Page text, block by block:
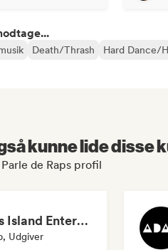
Death/Thrash
Hard Dance/
kunne lide
de Raps profil
Dreamers Island Entertainment
Udgiver